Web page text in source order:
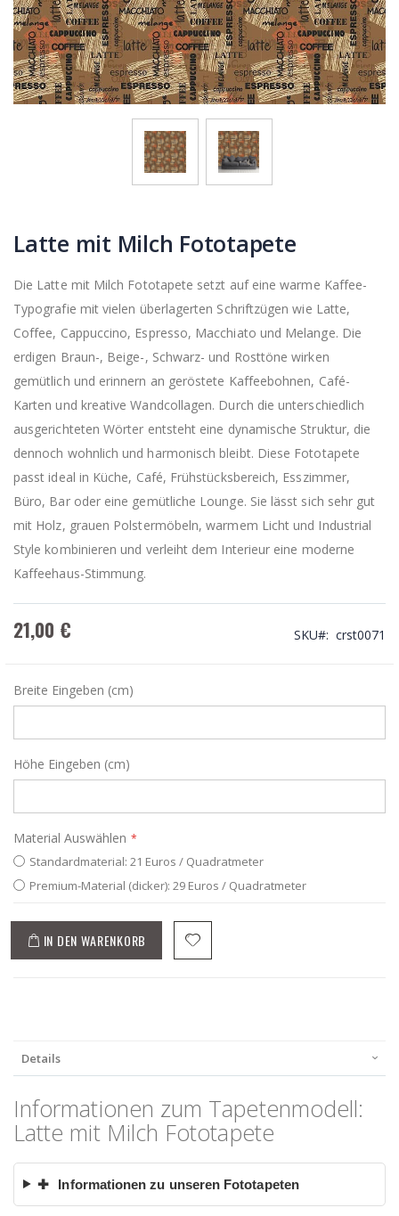
Latte mit Milch Fototapete
Die Latte mit Milch Fototapete setzt auf eine warme Kaffee-
Typografie mit vielen überlagerten Schriftzügen wie Latte,
Coffee, Cappuccino, Espresso, Macchiato und Melange. Die
erdigen Braun-, Beige-, Schwarz- und Rosttöne wirken
gemütlich und erinnern an geröstete Kaffeebohnen, Café-
Karten und kreative Wandcollagen. Durch die unterschiedlich
ausgerichteten Wörter entsteht eine dynamische Struktur, die
dennoch wohnlich und harmonisch bleibt. Diese Fototapete
passt ideal in Küche, Café, Frühstücksbereich, Esszimmer,
Büro, Bar oder eine gemütliche Lounge. Sie lässt sich sehr gut
mit Holz, grauen Polstermöbeln, warmem Licht und Industrial
Style kombinieren und verleiht dem Interieur eine moderne
Kaffeehaus-Stimmung.
21,00 € SKU crst0071
Breite Eingeben (cm)
Höhe Eingeben (cm)
Material Auswählen
Standardmaterial: 21 Euros / Quadratmeter
Premium-Material (dicker): 29 Euros / Quadratmeter
IN DEN WARENKORB
Details
Informationen zum Tapetenmodell:
Latte mit Milch Fototapete
✚ Informationen zu unseren Fototapeten